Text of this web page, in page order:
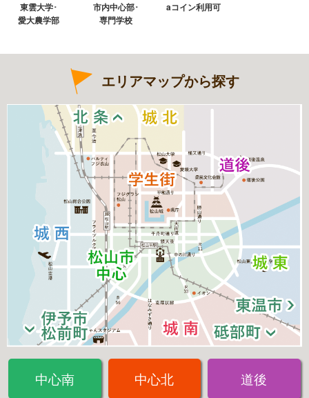
東雲大学･
愛大農学部
市内中心部･
専門学校
aコイン利用可
エリアマップから探す
中心南 中心北 道後